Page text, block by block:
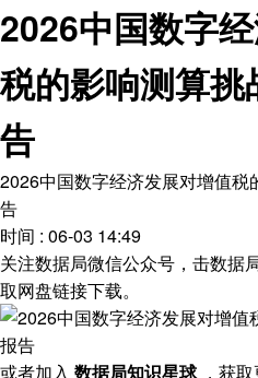
2026中国数字
税的影响测算
告
2026中国数字经济发展对增值
告
时间 : 06-03 14:49
关注数据局微信公众号，击数据
取网盘链接下载。
或者加入 数据局知识星球 ，获